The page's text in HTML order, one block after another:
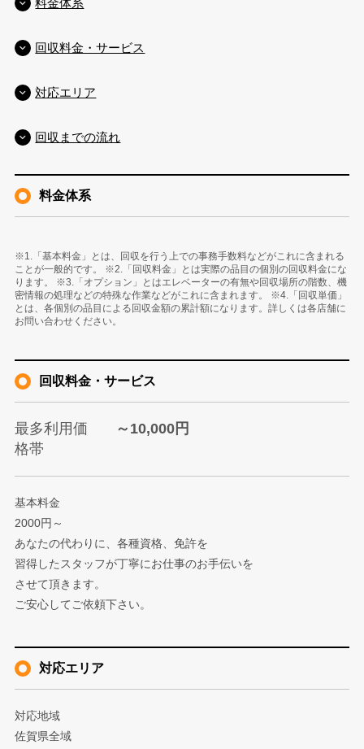
料金体系
回収料金・サービス
対応エリア
回収までの流れ
料金体系
※1.「基本料金」とは、回収を行う上での事務手数料などがこれに含まれる
ことが一般的です。 ※2.「回収料金」とは実際の品目の個別の回収料金にな
ります。 ※3.「オプション」とはエレベーターの有無や回収場所の階数、機
密情報の処理などの特殊な作業などがこれに含まれます。 ※4.「回収単価」
とは、各個別の品目による回収金額の累計額になります。詳しくは各店舗に
お問い合わせください。
回収料金・サービス
最多利用価
格帯
～10,000円
基本料金
2000円～
あなたの代わりに、各種資格、免許を
習得したスタッフが丁寧にお仕事のお手伝いを
させて頂きます。
ご安心してご依頼下さい。
対応エリア
対応地域
佐賀県全域